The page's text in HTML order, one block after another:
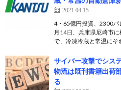
2021.04.15
4・65億円投資、2300パ
月14日、兵庫県尼崎市
で、冷凍冷蔵と常温に
サイバー攻撃でシス
物流は既刊書籍出荷
る